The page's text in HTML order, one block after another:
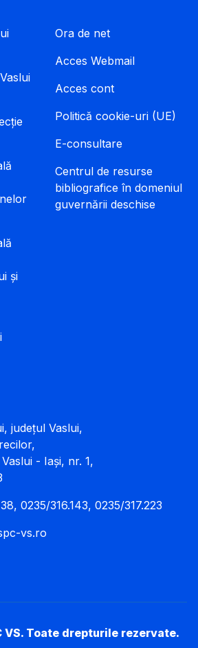
și
Ora de net
Acces Webmail
Acces cont
Politică cookie-uri (UE)
E-consultare
Centrul de resurse
bibliografice în domeniul
guvernării deschise
județul Vaslui,
- Iași, nr. 1,
0235/316.143, 0235/317.223
vs.ro
VS. Toate drepturile rezervate.